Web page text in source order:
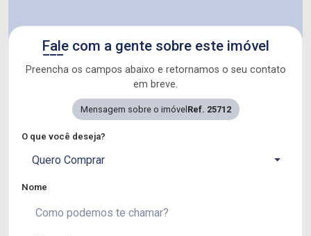
Fale com a gente sobre este imóvel
Preencha os campos abaixo e retornamos o seu contato
em breve.
Mensagem sobre o imóvel Ref. 25712
O que você deseja?
Quero Comprar
Nome